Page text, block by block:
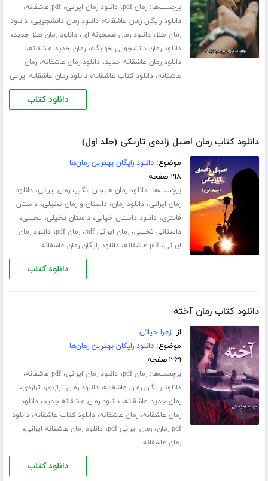
برچسب‌ها:رمان pdf ،دانلود رمان ایرانی،pdf عاشقانه ،
دانلود رایگان رمان عاشقانه،دانلود رمان دانشجویی،دانلود
رمان طنز،دانلود رمان همخونه ای،دانلود رمان طنز جدید،
دانلود رمان دانشجویی خوابگاه،رمان جدید عاشقانه،
دانلود رمان عاشقانه جدید،دانلود رمان عاشقانه،رمان
عاشقانه،دانلود کتاب عاشقانه،دانلود رمان عاشقانه ایرانی
دانلود کتاب
دانلود کتاب رمان اصیل زاده‌ی تاریکی (جلد اول)
موضوع:دانلود رایگان بهترین رمان‌ها
۱۹۸ صفحه
برچسب‌ها:دانلود رمان هیجان انگیز،رمان ایرانی،دانلود
رمان ایرانی،دانلود رمان،داستان و رمان تخیلی،داستان
فانتزی،دانلود داستان خیالی،داستان تخیلی، تخیلی،
داستانی تخیلی،رمان ایرانی pdf ،رمان pdf ،دانلود رمان
ایرانی،pdf عاشقانه ،دانلود رایگان رمان عاشقانه
دانلود کتاب
دانلود کتاب رمان آخته
از:زهرا حیاتی
موضوع:دانلود رایگان بهترین رمان‌ها
۳۶۹ صفحه
برچسب‌ها:رمان pdf ،دانلود رمان ایرانی،pdf عاشقانه ،
دانلود رایگان رمان عاشقانه،دانلود رمان تراژدی، تراژدی،
رمان جدید عاشقانه،دانلود رمان عاشقانه جدید،دانلود
رمان عاشقانه،رمان عاشقانه،دانلود کتاب عاشقانه،دانلود
pdf رمان
،رمان ایرانی pdf ،دانلود رمان عاشقانه ایرانی،
رمان عاشقانه
دانلود کتاب